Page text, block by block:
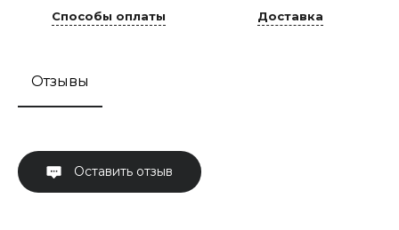
Способы оплаты Доставка
Отзывы
Оставить отзыв